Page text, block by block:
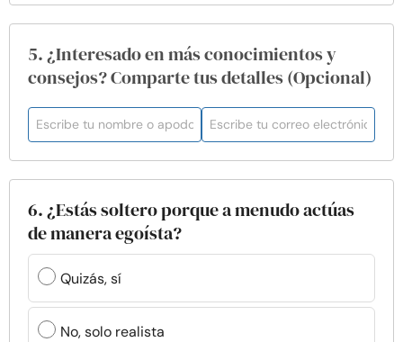
5. ¿Interesado en más conocimientos y
consejos? Comparte tus detalles (Opcional)
6. ¿Estás soltero porque a menudo actúas
de manera egoísta?
Quizás, sí
No, solo realista